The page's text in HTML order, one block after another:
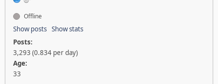
Offline
Show posts Show stats
Posts:
3,293 (0.834 per day)
Age:
33